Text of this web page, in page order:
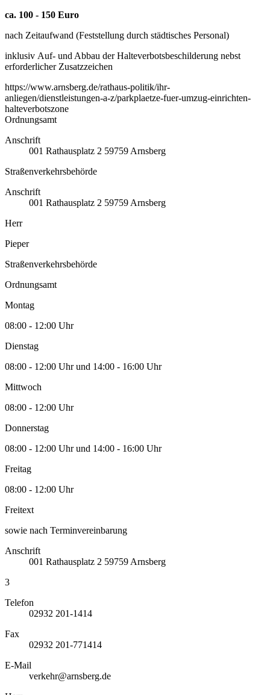
ca. 100 - 150 Euro
nach Zeitaufwand (Feststellung durch städtisches Personal)
inklusiv Auf- und Abbau der Halteverbotsbeschilderung nebst
erforderlicher Zusatzzeichen
https://www.arnsberg.de/rathaus-politik/ihr-
anliegen/dienstleistungen-a-z/parkplaetze-fuer-umzug-einrichten-
halteverbotszone
Ordnungsamt
Anschrift
001 Rathausplatz 2 59759 Arnsberg
Straßenverkehrsbehörde
Anschrift
001 Rathausplatz 2 59759 Arnsberg
Herr
Pieper
Straßenverkehrsbehörde
Ordnungsamt
Montag
08:00 - 12:00 Uhr
Dienstag
08:00 - 12:00 Uhr und 14:00 - 16:00 Uhr
Mittwoch
08:00 - 12:00 Uhr
Donnerstag
08:00 - 12:00 Uhr und 14:00 - 16:00 Uhr
Freitag
08:00 - 12:00 Uhr
Freitext
sowie nach Terminvereinbarung
Anschrift
001 Rathausplatz 2 59759 Arnsberg
3
Telefon
02932 201-1414
Fax
02932 201-771414
E-Mail
verkehr@arnsberg.de